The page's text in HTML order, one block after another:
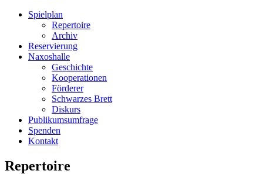
Spielplan
Repertoire
Archiv
Reservierung
Naxoshalle
Geschichte
Kooperationen
Förderer
Schwarzes Brett
Diskurs
Publikumsumfrage
Spenden
Kontakt
Repertoire